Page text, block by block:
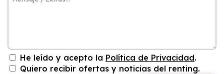
He leído y acepto la Política de Privacidad.
Quiero recibir ofertas y noticias del renting.